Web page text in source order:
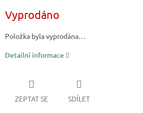
cena:
Vyprodáno
Položka byla vyprodána…
Detailní informace
ZEPTAT SE SDÍLET